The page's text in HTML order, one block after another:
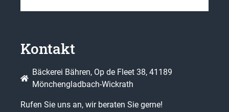
Kontakt
Bäckerei Bähren, Op de Fleet 38, 41189
Mönchengladbach-Wickrath
Rufen Sie uns an, wir beraten Sie gerne!